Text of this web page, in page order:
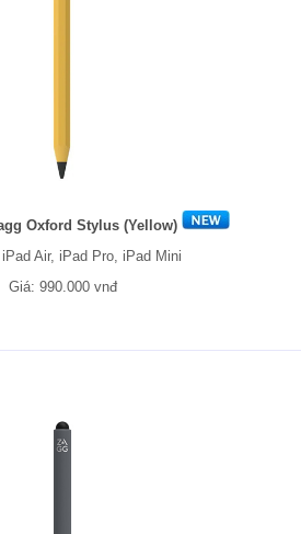
Oxford Stylus (Yellow)
Air, iPad Pro, iPad Mini
Giá: 990.000 vnđ